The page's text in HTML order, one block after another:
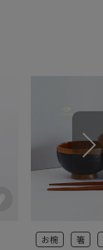
お椀 箸